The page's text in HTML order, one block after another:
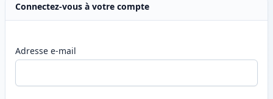
Connectez-vous à votre compte
Adresse e-mail